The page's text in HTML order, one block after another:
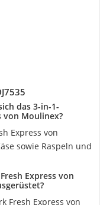
das 3-in-1-
von Moulinex?
Express von
sowie Raspeln und
Express von
Fresh Express von